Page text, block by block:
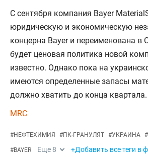
С сентября компания Bayer
юридическую и экономическую
концерна Bayer и переименована в
будет ценовая политика новой
известно. Однако пока на
имеются определенные запасы
должно хватить до конца квартала.
MRC
#НЕФТЕХИМИЯ #ПК-ГРАНУЛЯТ #УКРАИНА #
#BAYER Еще 8 +Добавить все теги в